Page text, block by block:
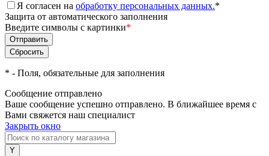
Я согласен на обработку персональных данных.*
Защита от автоматического заполнения
Введите символы с картинки*
* - Поля, обязательные для заполнения
Сообщение отправлено
Ваше сообщение успешно отправлено. В ближайшее время с
Вами свяжется наш специалист
Закрыть окно